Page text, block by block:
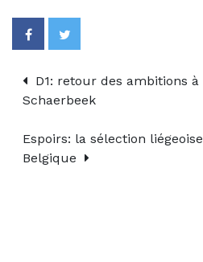
D1: retour des ambitions à
Schaerbeek
Espoirs: la sélection
Belgique